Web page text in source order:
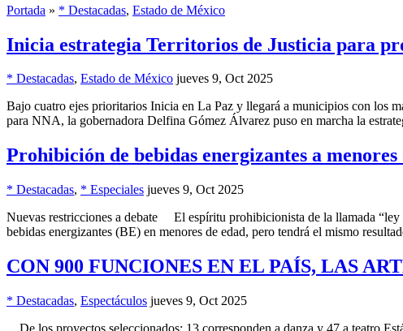
Portada » * Destacadas, Estado de México
Inicia estrategia Territorios de Justicia para
* Destacadas, Estado de México jueves 9, Oct 2025
Bajo cuatro ejes prioritarios Inicia en La Paz y llegará a municipios con los
para NNA, la gobernadora Delfina Gómez Álvarez puso en marcha la
Prohibición de bebidas energizantes a
* Destacadas, * Especiales jueves 9, Oct 2025
Nuevas restricciones a debate El espíritu prohibicionista de la llamada “ley
bebidas energizantes (BE) en menores de edad, pero tendrá el mismo
CON 900 FUNCIONES EN EL PAÍS, LAS
* Destacadas, Espectáculos jueves 9, Oct 2025
De los proyectos seleccionados: 13 corresponden a danza y 47 a teatro